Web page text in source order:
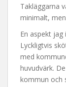
Takläggarna
minimalt,
En aspekt
Lyckligtvis
med
huvudvärk.
kommun och